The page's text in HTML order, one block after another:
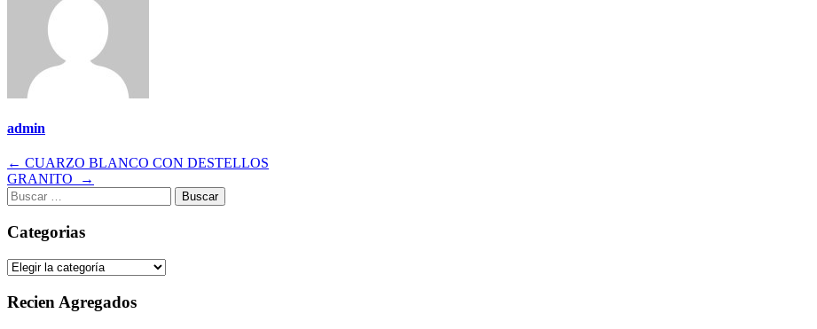
admin
Navegación
de
← CUARZO BLANCO CON DESTELLOS
GRANITO
→
Buscar:
Categorias
Categorias
Recien Agregados